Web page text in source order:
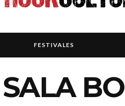
FESTIVALES